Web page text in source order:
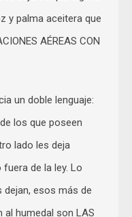
y palma aceitera que
AÉREAS CON
un doble lenguaje:
los que poseen
lado les deja
de la ley. Lo
dejan, esos más de
al humedal son LAS